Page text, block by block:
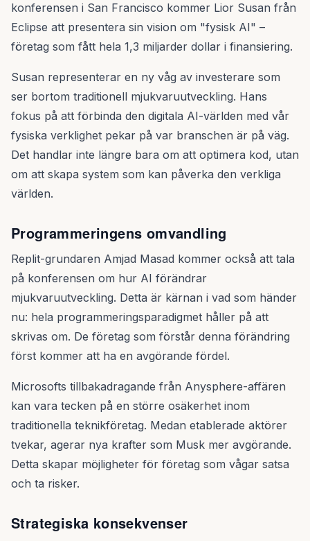
konferensen i San Francisco kommer Lior Susan från
Eclipse att presentera sin vision om "fysisk AI" –
företag som fått hela 1,3 miljarder dollar i finansiering.
Susan representerar en ny våg av investerare som
ser bortom traditionell mjukvaruutveckling. Hans
fokus på att förbinda den digitala AI-världen med vår
fysiska verklighet pekar på var branschen är på väg.
Det handlar inte längre bara om att optimera kod, utan
om att skapa system som kan påverka den verkliga
världen.
Programmeringens omvandling
Replit-grundaren Amjad Masad kommer också att tala
på konferensen om hur AI förändrar
mjukvaruutveckling. Detta är kärnan i vad som händer
nu: hela programmeringsparadigmet håller på att
skrivas om. De företag som förstår denna förändring
först kommer att ha en avgörande fördel.
Microsofts tillbakadragande från Anysphere-affären
kan vara tecken på en större osäkerhet inom
traditionella teknikföretag. Medan etablerade aktörer
tvekar, agerar nya krafter som Musk mer avgörande.
Detta skapar möjligheter för företag som vågar satsa
och ta risker.
Strategiska konsekvenser